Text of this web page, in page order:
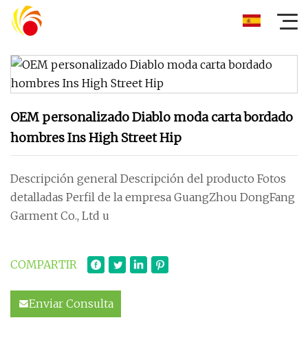
OEM personalizado Diablo moda carta bordado
hombres Ins High Street Hip
Descripción general Descripción del producto Fotos
detalladas Perfil de la empresa GuangZhou DongFang
Garment Co., Ltd u
COMPARTIR
Enviar Consulta